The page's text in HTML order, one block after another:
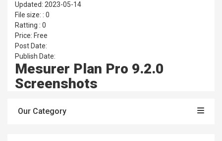
Updated: 2023-05-14
File size: : 0
Ratting : 0
Price: Free
Post Date:
Publish Date:
Mesurer Plan Pro 9.2.0
Screenshots
Our Category